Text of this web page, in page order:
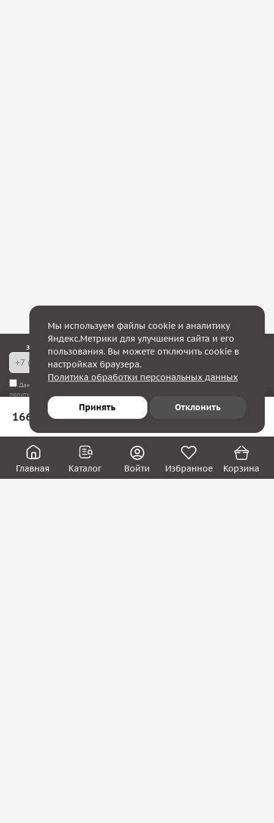
Главная Каталог Избранное
Войти Корзина
166 ₽
Закажите обратный звонок — в течение 10 минут мы с Вами свяжемся!
Даю согласие на обработку моих персональных данных
политикой конфиденциальности
Юридическим лицам
Акции
Вакансии
Контакты
Мы используем файлы cookie и аналитику
Яндекс.Метрики для улучшения сайта и его
пользования. Вы можете отключить cookie в
настройках браузера.
Политика обработки персональных данных
Принять Отклонить